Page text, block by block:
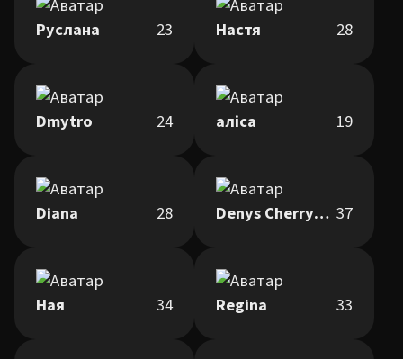
Руслана 23 Настя 28
Dmytro 24 аліса 19
Diana 28 Denys Cherryman 37
Ная 34 Regina 33